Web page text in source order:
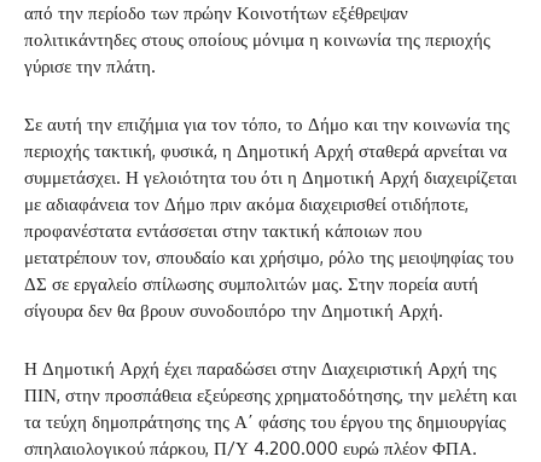
από την περίοδο των πρώην Κοινοτήτων εξέθρεψαν
πολιτικάντηδες στους οποίους μόνιμα η κοινωνία της περιοχής
γύρισε την πλάτη.
Σε αυτή την επιζήμια για τον τόπο, το Δήμο και την κοινωνία της
περιοχής τακτική, φυσικά, η Δημοτική Αρχή σταθερά αρνείται να
συμμετάσχει. Η γελοιότητα του ότι η Δημοτική Αρχή διαχειρίζεται
με αδιαφάνεια τον Δήμο πριν ακόμα διαχειρισθεί οτιδήποτε,
προφανέστατα εντάσσεται στην τακτική κάποιων που
μετατρέπουν τον, σπουδαίο και χρήσιμο, ρόλο της μειοψηφίας του
ΔΣ σε εργαλείο σπίλωσης συμπολιτών μας. Στην πορεία αυτή
σίγουρα δεν θα βρουν συνοδοιπόρο την Δημοτική Αρχή.
Η Δημοτική Αρχή έχει παραδώσει στην Διαχειριστική Αρχή της
ΠΙΝ, στην προσπάθεια εξεύρεσης χρηματοδότησης, την μελέτη και
τα τεύχη δημοπράτησης της Α΄ φάσης του έργου της δημιουργίας
σπηλαιολογικού πάρκου, Π/Υ 4.200.000 ευρώ πλέον ΦΠΑ.